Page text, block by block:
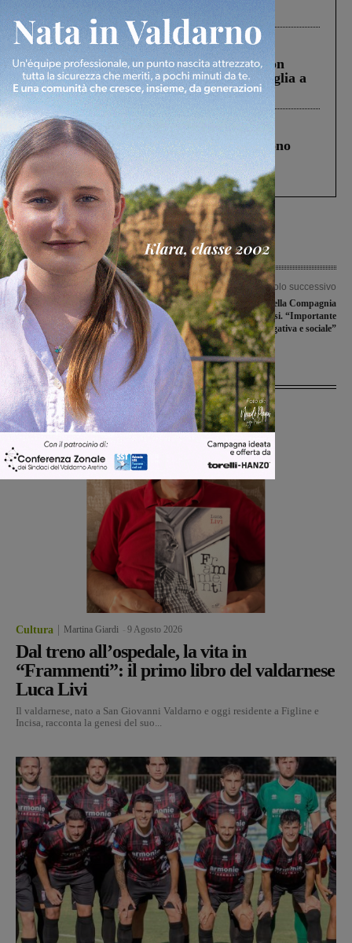
ringraziamento al Governo”
Cronaca 3 Agosto 2026
Scomparso da una struttura di Castiglion
Fiorentino l’uomo che aveva ucciso la figlia a
Levane nel 2020
Cronaca 4 Agosto 2026
Un anno fa la strage in A1 in cui morirono
Gianni, Giulia e Franco. Lo schianto, il
processo, lo stop ai sorpassi fra tir....
Articolo precedente
Inchiesta sulle false residenze, Tozzi:
“Chiederemo chiarimenti su questo
business dell’immigrazione”
Articolo successivo
Inaugurata la sede della Compagnia
delle Contrade figlinesi. “Importante
attività aggregativa e sociale”
Ultime Notizie
Cultura Martina Giardi 9 Agosto 2026
Dal treno all’ospedale, la vita in
“Frammenti”: il primo libro del valdarnese
Luca Livi
Il valdarnese, nato a San Giovanni Valdarno e oggi residente a Figline e
Incisa, racconta la genesi del suo...